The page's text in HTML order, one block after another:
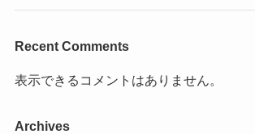
Recent Comments
表示できるコメントはありません。
Archives